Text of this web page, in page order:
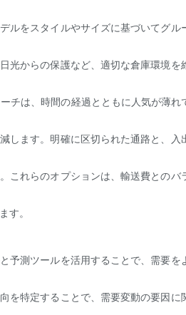
をスタイルやサイズに基づいてグル
光からの保護など、適切な倉庫環境
チは、時間の経過とともに人気が薄
します。明確に区切られた通路と、
これらのオプションは、輸送費との
す。
予測ツールを活用することで、需要
を特定することで、需要変動の要因